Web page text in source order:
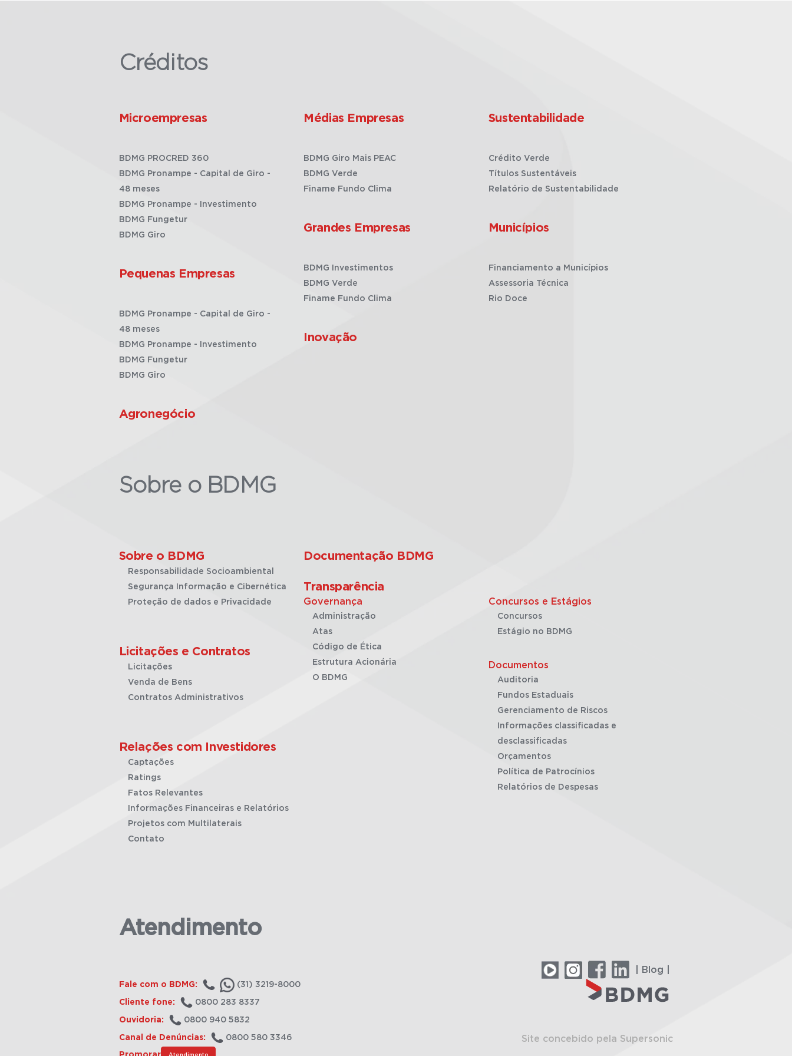
Créditos
Microempresas
BDMG PROCRED 360
BDMG Pronampe - Capital de Giro -
48 meses
BDMG Pronampe - Investimento
BDMG Fungetur
BDMG Giro
Pequenas Empresas
BDMG Pronampe - Capital de Giro -
48 meses
BDMG Pronampe - Investimento
BDMG Fungetur
BDMG Giro
Agronegócio
Médias Empresas
BDMG Giro Mais PEAC
BDMG Verde
Finame Fundo Clima
Grandes Empresas
BDMG Investimentos
BDMG Verde
Finame Fundo Clima
Inovação
Sustentabilidade
Crédito Verde
Títulos Sustentáveis
Relatório de Sustentabilidade
Municípios
Financiamento a Municípios
Assessoria Técnica
Rio Doce
Sobre o BDMG
Sobre o BDMG
Responsabilidade Socioambiental
Segurança Informação e Cibernética
Proteção de dados e Privacidade
Licitações e Contratos
Licitações
Venda de Bens
Contratos Administrativos
Relações com Investidores
Captações
Ratings
Fatos Relevantes
Informações Financeiras e Relatórios
Projetos com Multilaterais
Contato
Documentação BDMG
Transparência
Governança
Administração
Atas
Código de Ética
Estrutura Acionária
O BDMG
Concursos e Estágios
Concursos
Estágio no BDMG
Documentos
Auditoria
Fundos Estaduais
Gerenciamento de Riscos
Informações classificadas e
desclassificadas
Orçamentos
Política de Patrocínios
Relatórios de Despesas
Atendimento
Fale com o BDMG: (31) 3219-8000
Cliente fone: 0800 283 8337
Ouvidoria: 0800 940 5832
Canal de Denúncias: 0800 580 3346
Atendimento
| Blog |
Site concebido pela Supersonic